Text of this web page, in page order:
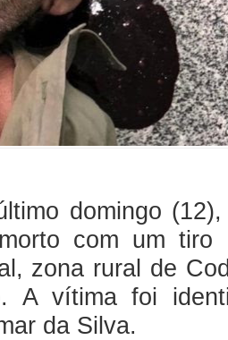
domingo
com um tiro
zona rural de
A vítima foi
da Silva.